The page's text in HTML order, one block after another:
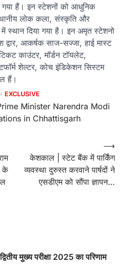
गया हैं। इन स्टेशनों को आधुनिक
लोक कला, संस्कृति और
स्थान दिया गया है। इन अमृत स्टेशनो
आकर्षक साज-सज्जा, हाई मास्ट
काउंटर, मॉर्डन टॉयलेट,
शेल्टर, कोच इंडिकेशन सिस्टम
हैं।
EXCLUSIVE
Minister Narendra Modi
in Chhattisgarh
के
केशकाल | स्टेट बैंक में पार्किंग
व्यवस्था दुरुस्त करवाने पार्षदों ने
एसडीएम को सौंपा ज्ञापन…
⟶
मुख्य परीक्षा 2025 का परिणाम